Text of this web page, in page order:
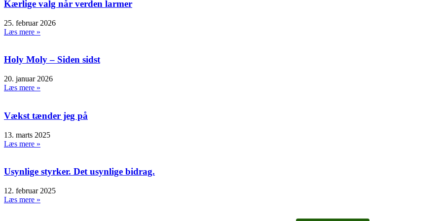
Kærlige valg når verden larmer
25. februar 2026
Læs mere »
Holy Moly – Siden sidst
20. januar 2026
Læs mere »
Vækst tænder jeg på
13. marts 2025
Læs mere »
Usynlige styrker. Det usynlige bidrag.
12. februar 2025
Læs mere »